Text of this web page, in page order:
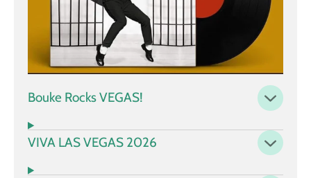
Bouke Rocks VEGAS!
VIVA LAS VEGAS 2026